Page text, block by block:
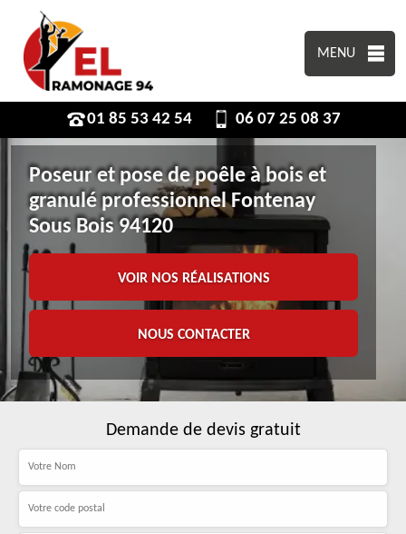
MENU
01 85 53 42 54 06 07 25 08 37
Poseur et pose de poêle à bois et
granulé professionnel Fontenay
Sous Bois 94120
VOIR NOS RÉALISATIONS
NOUS CONTACTER
Demande de devis gratuit